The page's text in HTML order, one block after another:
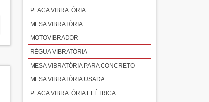
PLACA VIBRATÓRIA
MESA VIBRATÓRIA
MOTOVIBRADOR
RÉGUA VIBRATÓRIA
MESA VIBRATÓRIA PARA CONCRETO
MESA VIBRATÓRIA USADA
PLACA VIBRATÓRIA ELÉTRICA